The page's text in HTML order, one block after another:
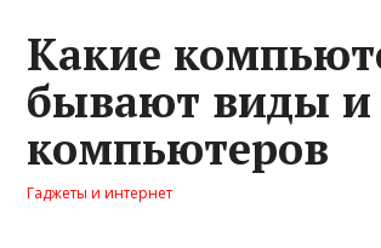
Какие
бывают виды
компьютеров
Гаджеты и интернет